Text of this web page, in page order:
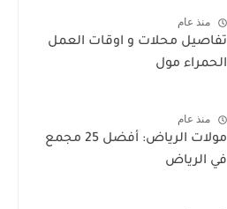
منذ عام
تفاصيل محلات و اوقات العمل
الحمراء مول
منذ عام
مولات الرياض: أفضل 25 مجمع
في الرياض